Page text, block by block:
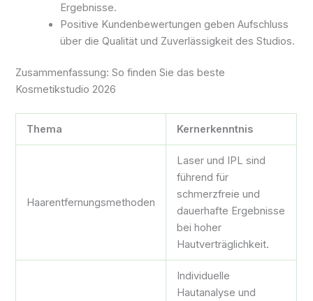
Ergebnisse.
Positive Kundenbewertungen geben Aufschluss
über die Qualität und Zuverlässigkeit des Studios.
Zusammenfassung: So finden Sie das beste
Kosmetikstudio 2026
Thema Kernerkenntnis
Haarentfernungsmethoden
Laser und IPL sind
führend für
schmerzfreie und
dauerhafte Ergebnisse
bei hoher
Hautverträglichkeit.
Individuelle
Hautanalyse und